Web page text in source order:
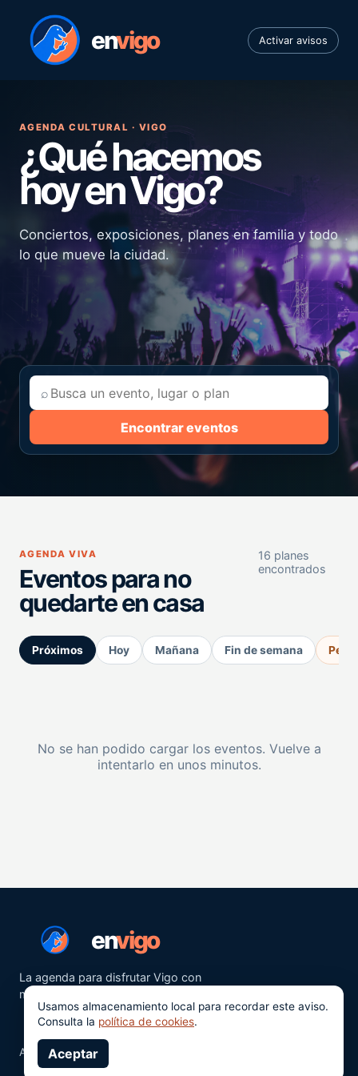
envigo Activar avisos
AGENDA CULTURAL · VIGO
¿Qué hacemos
hoy en Vigo?
Conciertos, exposiciones, planes en familia y todo
lo que mueve la ciudad.
⌕
Encontrar eventos
AGENDA VIVA
Eventos para no
quedarte en casa
16 planes
encontrados
Próximos Hoy Mañana Fin de semana
No se han podido cargar los eventos. Vuelve a
intentarlo en unos minutos.
envigo
La agenda para disfrutar Vigo con
más ganas.
Aviso legalPrivacidad
Usamos almacenamiento local para recordar este aviso.
Consulta la política de cookies.
Aceptar